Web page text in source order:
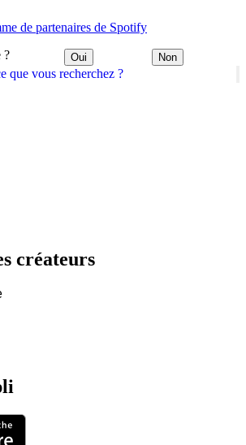
que vous recherchez ?
de partenaires de Spotify
? Oui Non
créateurs